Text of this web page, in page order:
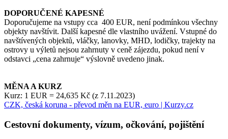
DOPORUČENÉ KAPESNÉ
Doporučujeme na vstupy cca 400 EUR, není podmínkou všechny
objekty navštívit. Další kapesné dle vlastního uvážení. Vstupné do
navštívených objektů, vláčky, lanovky, MHD, lodičky, trajekty na
ostrovy u výletů nejsou zahrnuty v ceně zájezdu, pokud není v
odstavci „cena zahrnuje“ výslovně uvedeno jinak.
MĚNA A KURZ
Kurz: 1 EUR = 24,635 Kč (z 7.11.2023)
CZK, česká koruna - převod měn na EUR, euro | Kurzy.cz
Cestovní dokumenty, vízum, očkování, pojištění